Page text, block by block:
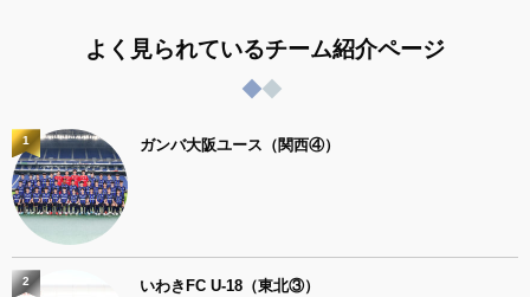
よく見られているチーム紹介ページ
ガンバ大阪ユース（関西④）
1
いわきFC U-18（東北③）
2